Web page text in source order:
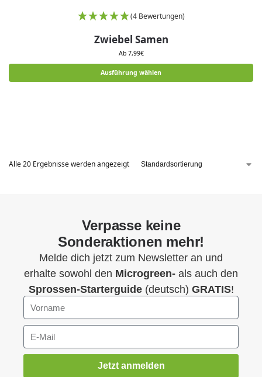
(4 Bewertungen)
Zwiebel Samen
Ab 7,99€
Ausführung wählen
Alle 20 Ergebnisse werden angezeigt
Verpasse keine
Sonderaktionen mehr!
Melde dich jetzt zum Newsletter an und
erhalte sowohl den Microgreen- als auch den
Sprossen-Starterguide(deutsch) GRATIS!
Jetzt anmelden